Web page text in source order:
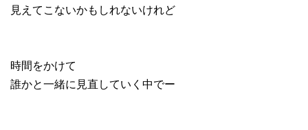
見えてこないかもしれないけれど
時間をかけて
誰かと一緒に見直していく中でー